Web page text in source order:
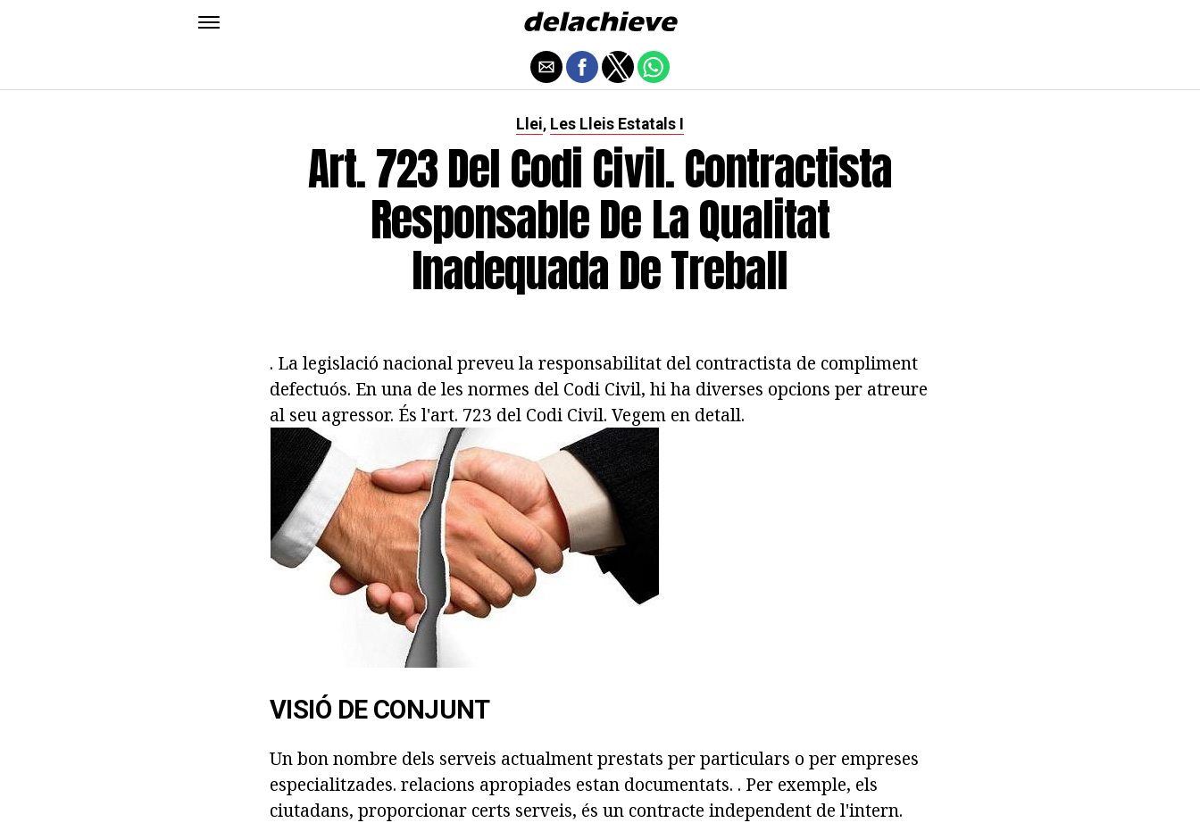
Llei, Les Lleis Estatals I
Art. 723 Del Codi Civil. Contractista
Responsable De La Qualitat
Inadequada De Treball
. La legislació nacional preveu laresponsabilitat del contractista de compliment
defectuós. En una de les normes del Codi Civil, hi ha diverses opcions per atreure
al seu agressor. És l'art. 723 del Codi Civil. Vegem en detall.
VISIÓ DE CONJUNT
Un bon nombre dels serveis actualment prestats per particulars o per empreses
especialitzades. relacions apropiades estan documentats. . Per exemple, els
ciutadans, proporcionar certs serveis, és un contracte independent de l'intern.